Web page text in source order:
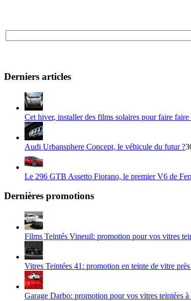
Derniers articles
Cet hiver, installer des films solaires pour faire faire
Audi Urbansphere Concept, le véhicule du futur ?
Le 296 GTB Assetto Fiorano, le premier V6 de
Dernières promotions
Films Teintés Vineuil: promotion pour vos vitres
Vitres Teintées 41: promotion en teinte de vitre
Garage Darbo: promotion pour vos vitres teintées à